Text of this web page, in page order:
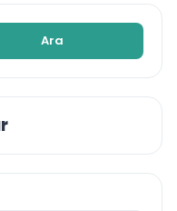
ayrıntılı
seçimi önem taşır.